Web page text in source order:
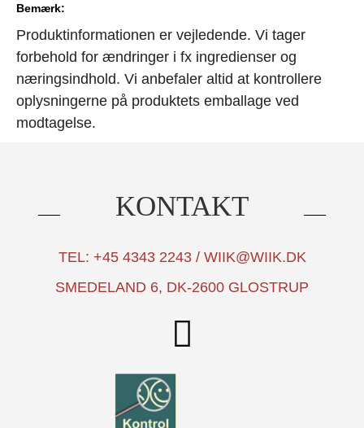
Bemærk:
Produktinformationen er vejledende. Vi tager
forbehold for ændringer i fx ingredienser og
næringsindhold. Vi anbefaler altid at kontrollere
oplysningerne på produktets emballage ved
modtagelse.
KONTAKT
TEL: +45 4343 2243 / WIIK@WIIK.DK
SMEDELAND 6, DK-2600 GLOSTRUP